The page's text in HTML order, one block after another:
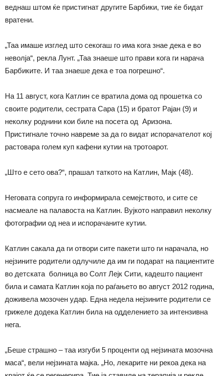
веднаш штом ќе пристигнат другите Барбики, тие ќе бидат
вратени.
„Таа имаше изглед што секогаш го има кога знае дека е во
неволја“, рекла Лунт. „Таа знаеше што прави кога ги нарача
Барбиките. И таа знаеше дека е тоа погрешно“.
На 11 август, кога Катлин се вратила дома од прошетка со
своите родители, сестрата Сара (15) и братот Рајан (9) и
неколку роднини кои биле на посета од Аризона.
Пристигнале точно навреме за да го видат испорачателот кој
растовара голем куп кафени кутии на тротоарот.
„Што е сето ова?“, прашал таткото на Катлин, Мајк (48).
Неговата сопруга го информирала семејството, и сите се
насмеале на палавоста на Катлин. Вујкото направил неколку
фотографии од неа и испорачаните кутии.
Катлин сакала да ги отвори сите пакети што ги нарачала, но
нејзините родители одлучиле да им ги подарат на пациентите
во детската болница во Солт Лејк Сити, кадешто пациент
била и самата Катлин која по раѓањето во август 2012 година,
доживела мозочен удар. Една недела нејзините родители се
грижеле додека Катлин била на одделението за интензивна
нега.
„Беше страшно – таа изгуби 5 проценти од нејзината мозочна
маса“, вели нејзината мајка. „Но, лекарите ни рекоа дека на